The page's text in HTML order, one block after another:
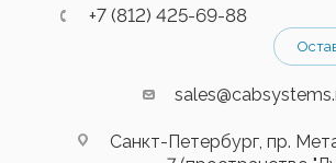
+7 (812) 425-69-88
Санкт-Петербург, пр.